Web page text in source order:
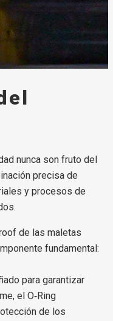
nunca son fruto del
precisa de
y procesos de
de las maletas
fundamental:
para garantizar
el O‑Ring
de los